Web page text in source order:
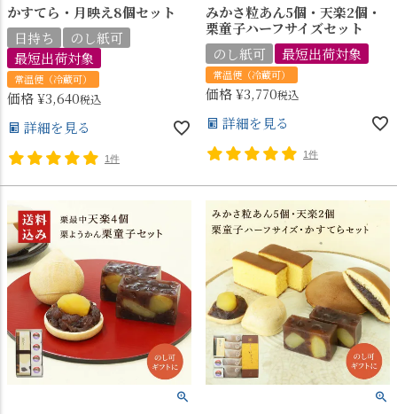
かすてら・月映え8個セット
日持ち
のし紙可
最短出荷対象
常温便（冷蔵可）
価格¥3,640税込
詳細を見る
1件
みかさ粒あん5個・天楽2個・
栗童子ハーフサイズセット
のし紙可
最短出荷対象
常温便（冷蔵可）
価格¥3,770税込
詳細を見る
1件